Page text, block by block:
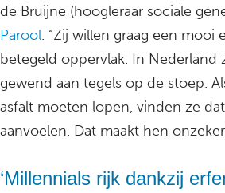
de Bruijne (hoogleraar sociale
Parool. “Zij willen graag een mooi
betegeld oppervlak. In Nederland
gewend aan tegels op de stoep.
asfalt moeten lopen, vinden ze
aanvoelen. Dat maakt hen
‘Millennials rijk dankzij